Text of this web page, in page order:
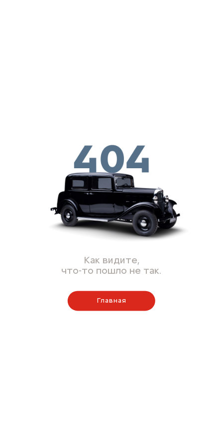
Как видите,
что-то пошло не так.
Главная